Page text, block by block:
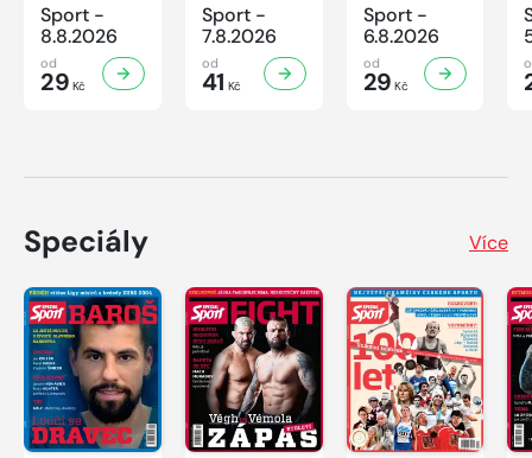
Sport -
8.8.2026
od
29 Kč
Sport -
7.8.2026
od
41 Kč
Sport -
6.8.2026
od
29 Kč
Speciály Více